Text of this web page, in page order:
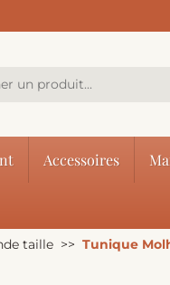
Accessoires
taille Tunique